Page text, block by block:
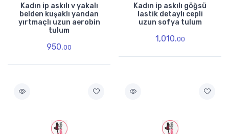
Kadın ip askılı v yakalı
belden kuşaklı yandan
yırtmaçlı uzun aerobin
tulum
950.00
Kadın ip askılı göğsü
lastik detaylı cepli
uzun sofya tulum
1,010.00